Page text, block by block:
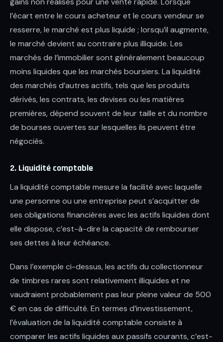
l’écart entre le cours acheteur et le cours vendeur se
resserre, le marché est plus liquide ; lorsqu’il augmente,
le marché devient au contraire plus illiquide. Les
marchés de l’immobilier sont généralement beaucoup
moins liquides que les marchés boursiers. La liquidité
des marchés d’autres actifs, tels que les produits
dérivés, les contrats, les devises ou les matières
premières, dépend souvent de leur taille et du nombre
de bourses ouvertes sur lesquelles ils peuvent être
négociés.
2. Liquidité comptable
La liquidité comptable mesure la facilité avec laquelle
une personne ou une entreprise peut s’acquitter de
ses obligations financières avec les actifs liquides dont
elle dispose, c’est-à-dire la capacité de rembourser
ses dettes à leur échéance.
Dans l’exemple ci-dessus, les actifs du collectionneur
de timbres rares sont relativement illiquides et ne
vaudraient probablement pas leur pleine valeur de 500
€ en cas de difficulté. En termes d’investissement,
l’évaluation de la liquidité comptable consiste à
comparer les actifs liquides aux passifs courants, c’est-